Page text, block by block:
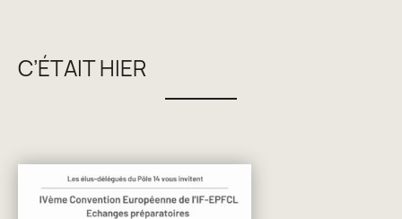
C’ÉTAIT HIER